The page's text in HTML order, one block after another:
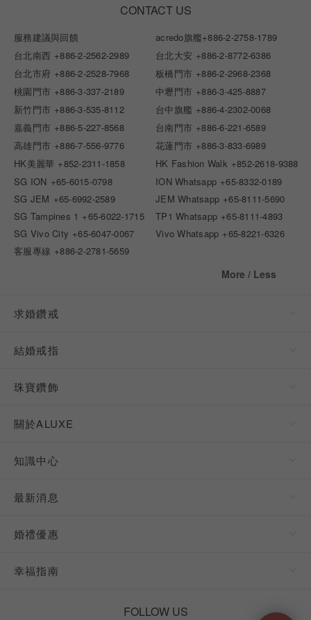
CONTACT US
服務建議與回饋 acredo旗艦+886-2-2758-1789
台北南西 +886-2-2562-2989 台北大安 +886-2-8772-6386
台北市府 +886-2-2528-7968 板橋門市 +886-2-2968-2368
桃園門市 +886-3-337-2189 中壢門市 +886-3-425-8887
新竹門市 +886-3-535-8112 台中旗艦 +886-4-2302-0068
嘉義門市 +886-5-227-8568 台南門市 +886-6-221-6589
高雄門市 +886-7-556-9776 花蓮門市 +886-3-833-6989
HK美麗華 +852-2311-1858 HK Fashion Walk +852-2618-9388
SG ION +65-6015-0798 ION Whatsapp +65-8332-0189
SG JEM +65-6992-2589 JEM Whatsapp +65-8111-5690
SG Tampines 1 +65-6022-1715 TP1 Whatsapp +65-8111-4893
SG Vivo City +65-6047-0067 Vivo Whatsapp +65-8221-6326
客服專線 +886-2-2781-5659
More / Less
求婚鑽戒
結婚戒指
珠寶鑽飾
關於ALUXE
知識中心
最新消息
婚禮優惠
幸福指南
FOLLOW US